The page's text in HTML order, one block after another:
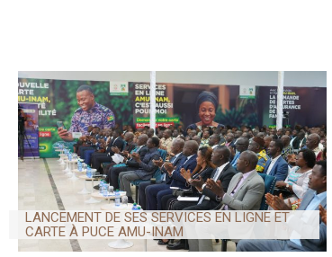
LANCEMENT DE SES SERVICES EN LIGNE ET
CARTE À PUCE AMU-INAM